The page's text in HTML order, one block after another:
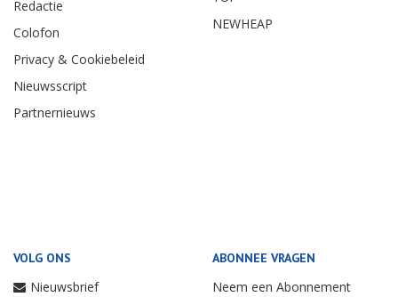
Redactie
Colofon
Privacy & Cookiebeleid
Nieuwsscript
Partnernieuws
NEWHEAP
VOLG ONS
Nieuwsbrief
ABONNEE VRAGEN
Neem een Abonnement